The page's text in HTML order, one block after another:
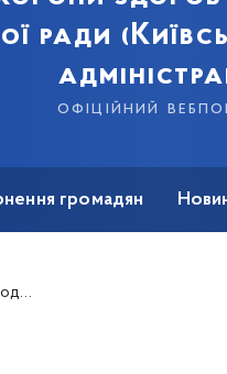
ради
офіційний
громадян
рік